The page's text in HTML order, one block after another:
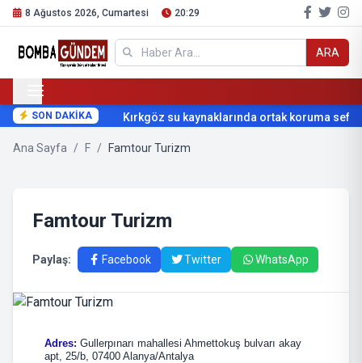
8 Ağustos 2026, Cumartesi 20:29
ARA
SON DAKİKA Kırkgöz su kaynaklarında ortak koruma
Ana Sayfa / F / Famtour Turizm
Famtour Turizm
Paylaş: Facebook Twitter WhatsApp
Adres: Gullerpınarı mahallesi Ahmettokuş bulvarı akay
apt, 25/b, 07400 Alanya/Antalya